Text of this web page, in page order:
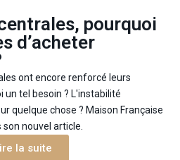
pourquoi
d’acheter
ont encore renforcé leurs
un tel besoin ? L'instabilité
quelque chose ? Maison Française
son nouvel article.
la suite